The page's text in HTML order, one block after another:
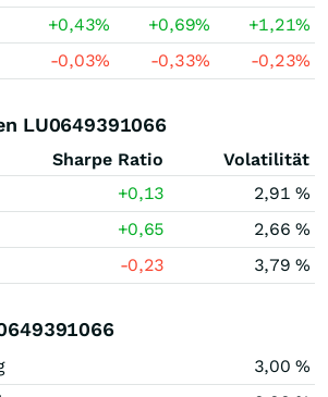
+0,43% +0,69% +1,21%
-0,03% -0,33% -0,23%
LU0649391066
Sharpe Ratio
Volatilität
+0,13
2,91 %
+0,65
2,66 %
-0,23 3,79 %
3,00 %